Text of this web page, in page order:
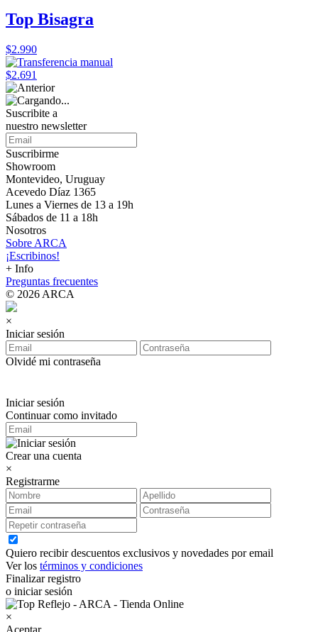
Top Bisagra
$2.990
$2.691
Suscribite a
nuestro newsletter
Suscribirme
Showroom
Montevideo, Uruguay
Acevedo Díaz 1365
Lunes a Viernes de 13 a 19h
Sábados de 11 a 18h
Nosotros
Sobre ARCA
¡Escribinos!
+ Info
Preguntas frecuentes
© 2026 ARCA
×
Iniciar sesión
Olvidé mi contraseña
Iniciar sesión
Continuar como invitado
Crear una cuenta
×
Registrarme
Quiero recibir descuentos exclusivos y novedades por email
Ver los términos y condiciones
Finalizar registro
o iniciar sesión
×